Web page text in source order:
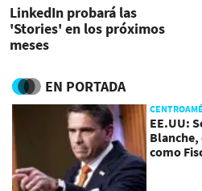
LinkedIn probará las
'Stories' en los próximos
meses
EN PORTADA
EE.UU:
Blanche,
como